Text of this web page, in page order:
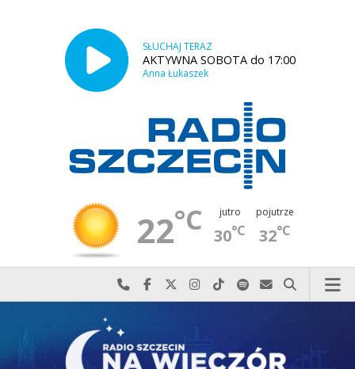
SŁUCHAJ TERAZ
AKTYWNA SOBOTA do 17:00
Anna Łukaszek
22°C jutro
30°C
pojutrze
32°C
Najlepiej po prostu do nas zadzwoń
Odwiedź nas na Facebook-u
Odwiedź nas na X
Odwiedź nas na Instagram-ie
Odwiedź nas na TikTok-u
Szukaj nas na Spotify
Wyślij do nas
Szukaj